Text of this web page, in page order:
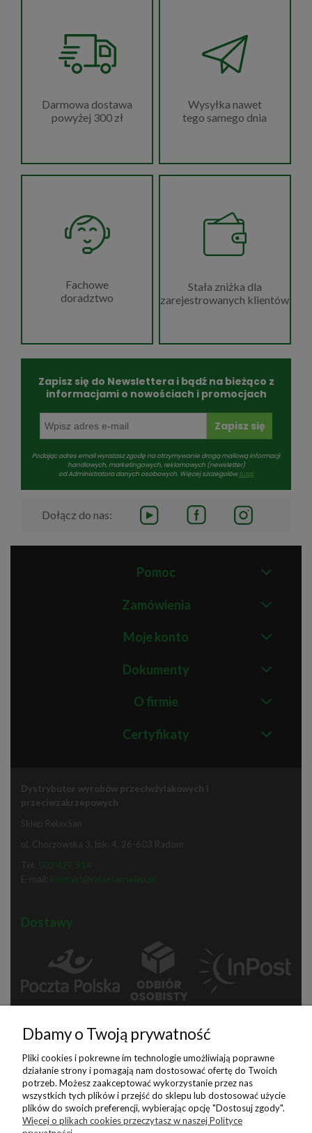
Darmowa dostawa
powyżej 300 zł
Wysyłka nawet
tego samego dnia
Fachowe
doradztwo
Stała zniżka dla
zarejestrowanych klientów
Zapisz się do Newslettera i bądź na bieżąco z
informacjami o nowościach i promocjach
Zapisz się
Podając adres email wyrażasz zgodę na otrzymywanie drogą mailową informacji
handlowych, marketingowych, reklamowych (newsletter)
od Administratora danych osobowych. Więcej szczegołówtutaj.
Dołącz do nas:
Pomoc
Zamówienia
Moje konto
Dokumenty
O firmie
Certyfikaty
Dystrybutor wyrobów przeciwżylakowych i
przeciwzakrzepowych
Sklep RelaxSan
ul. Chorzowska 3, lok. 4 26-603 Radom
Tel: 502 429 914
E-mail: kontakt@relaxsansklep.pl
Dostawy
Płatności
Dbamy o Twoją prywatność
Pliki cookies i pokrewne im technologie umożliwiają poprawne
działanie strony i pomagają nam dostosować ofertę do Twoich
potrzeb. Możesz zaakceptować wykorzystanie przez nas
wszystkich tych plików i przejść do sklepu lub dostosować użycie
plików do swoich preferencji, wybierając opcję "Dostosuj zgody".
Więcej o plikach cookies przeczytasz w naszej Polityce